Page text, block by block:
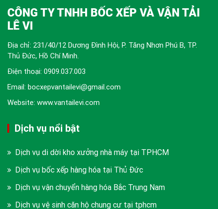
CÔNG TY TNHH BỐC XẾP VÀ VẬN TẢI
LÊ VI
Địa chỉ: 231/40/12 Dương Đình Hội, P. Tăng Nhơn Phú B, TP.
Thủ Đức, Hồ Chí Minh.
Điện thoại: 0909.037.003
Email: bocxepvantailevi@gmail.com
Website: www.vantailevi.com
Dịch vụ nổi bật
Dịch vụ di dời kho xưởng nhà máy tại TPHCM
Dịch vụ bốc xếp hàng hóa tại Thủ Đức
Dịch vụ vận chuyển hàng hóa Bắc Trung Nam
Dịch vụ vệ sinh căn hộ chung cư tại tphcm